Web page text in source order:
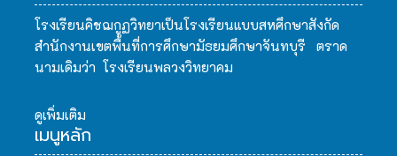
โรงเรียนคิชฌกูฏวิทยาเป็นโรงเรียนแบบสหศึกษาสังกัด
สำนักงานเขตพื้นที่การศึกษามัธยมศึกษาจันทบุรี ตราด
นามเดิมว่า โรงเรียนพลวงวิทยาคม
ดูเพิ่มเติม
เมนูหลัก